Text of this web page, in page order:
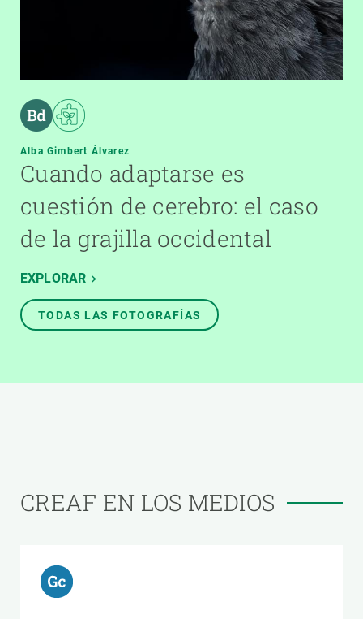
Alba Gimbert Álvarez
Cuando adaptarse es
cuestión de cerebro: el caso
de la grajilla occidental
EXPLORAR
TODAS LAS FOTOGRAFÍAS
CREAF EN LOS MEDIOS